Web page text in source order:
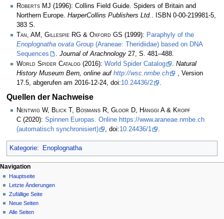
Roberts MJ (1996): Collins Field Guide. Spiders of Britain and
Northern Europe. HarperCollins Publishers Ltd.
. ISBN 0-00-219981-5,
383 S.
Tan, AM, Gillespie RG & Oxford GS (1999): Paraphyly of the
Enoplognatha ovata Group (Araneae: Theridiidae) based on DNA
Sequences
Journal of Arachnology 27, S. 481–488.
World Spider Catalog (2016): World Spider Catalog . Natural
History Museum Bern, online auf http://wsc.nmbe.ch
, Version
17.5, abgerufen am 2016-12-24, doi:10.24436/2 .
Quellen der Nachweise
Nentwig W, Blick T, Bosmans R, Gloor D, Hänggi A & Kropf
C (2020): Spinnen Europas. Online https://www.araneae.nmbe.ch
(automatisch synchronisiert)
, doi:10.24436/1 .
Kategorie: Enoplognatha
Navigation
Hauptseite
Letzte Änderungen
Zufällige Seite
Neue Seiten
Alle Seiten